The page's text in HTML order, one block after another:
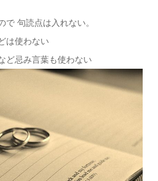
で 句読点は入れない。
は使わない
ど忌み言葉も使わない